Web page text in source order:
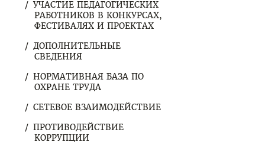
УЧАСТИЕ ПЕДАГОГИЧЕСКИХ
РАБОТНИКОВ В КОНКУРСАХ,
ФЕСТИВАЛЯХ И ПРОЕКТАХ
ДОПОЛНИТЕЛЬНЫЕ
СВЕДЕНИЯ
НОРМАТИВНАЯ БАЗА ПО
ОХРАНЕ ТРУДА
СЕТЕВОЕ ВЗАИМОДЕЙСТВИЕ
ПРОТИВОДЕЙСТВИЕ
КОРРУПЦИИ